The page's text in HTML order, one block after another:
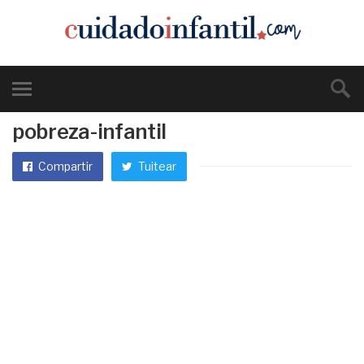
pobreza-infantil
Compartir Tuitear